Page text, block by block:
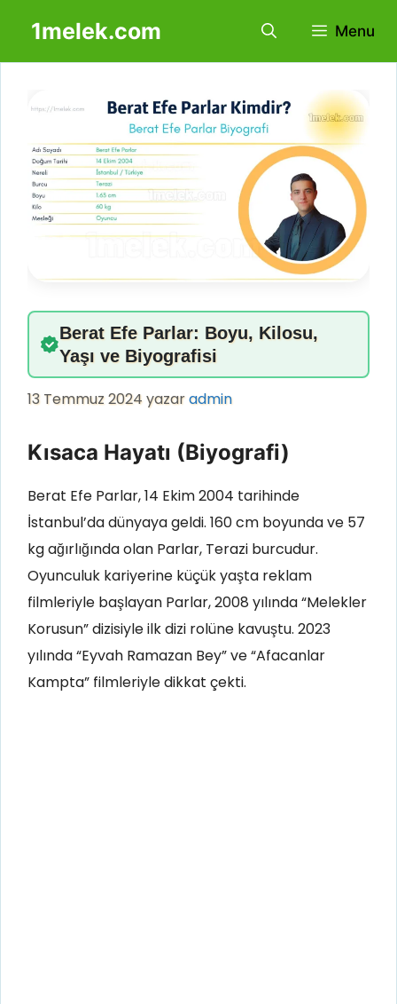
1melek.com Menu
Berat Efe Parlar: Boyu, Kilosu,
Yaşı ve Biyografisi
13 Temmuz 2024yazaradmin
Kısaca Hayatı (Biyografi)
Berat Efe Parlar, 14 Ekim 2004 tarihinde
İstanbul’da dünyaya geldi. 160 cm boyunda ve 57
kg ağırlığında olan Parlar, Terazi burcudur.
Oyunculuk kariyerine küçük yaşta reklam
filmleriyle başlayan Parlar, 2008 yılında “Melekler
Korusun” dizisiyle ilk dizi rolüne kavuştu. 2023
yılında “Eyvah Ramazan Bey” ve “Afacanlar
Kampta” filmleriyle dikkat çekti.